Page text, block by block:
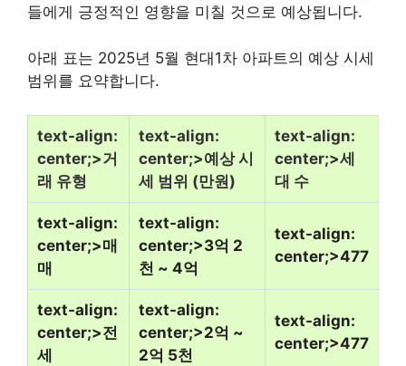
들에게 긍정적인 영향을 미칠 것으로 예상됩니다.
아래 표는 2025년 5월 현대1차 아파트의 예상 시세
범위를 요약합니다.
text-align:
center;>거
래 유형
text-align:
center;>예상 시
세 범위 (만원)
text-align:
center;>세
대 수
text-align:
center;>매
매
text-align:
center;>3억 2
천 ~ 4억
text-align:
center;>477
text-align:
center;>전
세
text-align:
center;>2억 ~
2억 5천
text-align:
center;>477